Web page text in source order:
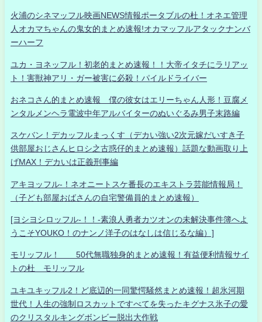
火浦のシネマッフル映画NEWS情報ポータブルの杜！オネエ管理
人オカマちゃんの鬼女的まとめ速報!オカマッフルアタックナンバ
ーハーフ
ユカ・ヨネッフル！初老的まとめ速報！！大帝イタチにラリアッ
ト！害獣神アリ・ガー被害に必殺！パイルドライバー
おネコさん的まとめ速報 僕の彼女はエリーちゃん人形！豆腐メ
ンタルメンヘラ電波中年アルバイターのぬいぐるみ男子末路編
スケバン！デカッフルまっくす（デカい強い2次元嫁だいすき子
供部屋おじさんヒロシ之古惑仔的まとめ速報）話題な動画取り上
げMAX！デカいは正義刑事編
アキヨッフル-！ネオニートスケ番長のエキストラ芸能情報局！
（子ども部屋おばさんの自宅警備員的まとめ速報）
[ヨシヨシロッフル-！！-素浪人勇者カツオンの未解決事件簿へよ
うこそYOUKO！のナンノ洋子のはなしは信じるな編）]
モリッフル！ 50代無職独身的まとめ速報！有益便利情報サイ
トの杜 モリッフル
ユキユキッフル2！ど底辺的一同驚愕騒然まとめ速報！超氷河期
世代！人生の強制ロスカットですべてを失ったキグナス氷子の愛
のクリスタルキングボンビー脱出大作戦